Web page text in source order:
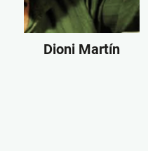
Dioni Martín